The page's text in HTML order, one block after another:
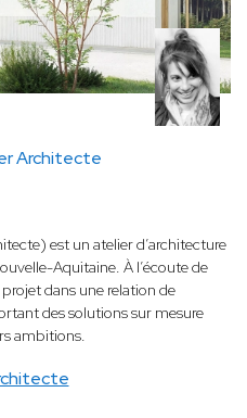
Architecte
est un atelier d’architecture
Aquitaine. À l’écoute de
dans une relation de
des solutions sur mesure
ambitions.